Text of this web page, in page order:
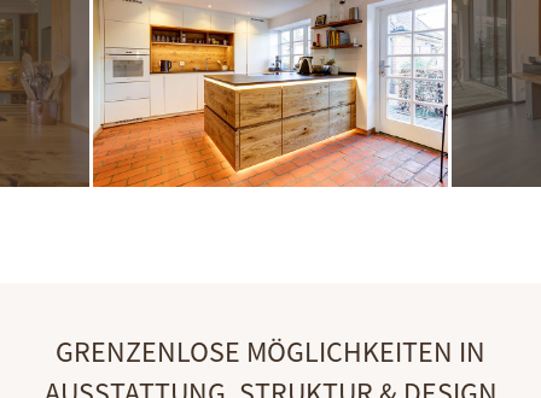
GRENZENLOSE MÖGLICHKEITEN IN